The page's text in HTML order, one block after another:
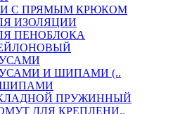
С ПРЯМЫМ КРЮКОМ
ИЗОЛЯЦИИ
ПЕНОБЛОКА
И ШИПАМИ (..
ШИПАМИ
ПРУЖИННЫЙ
ДЛЯ КРЕПЛЕНИ..